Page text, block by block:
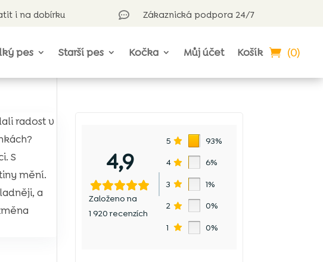
i na dobírku  Zákaznická podpora 24/7
pes Starší pes Kočka Můj účet Košík (0)
radost v
S
mění.
a
4,9
Založeno na
1 920 recenzích
5 93%
4 6%
3 1%
2 0%
1 0%